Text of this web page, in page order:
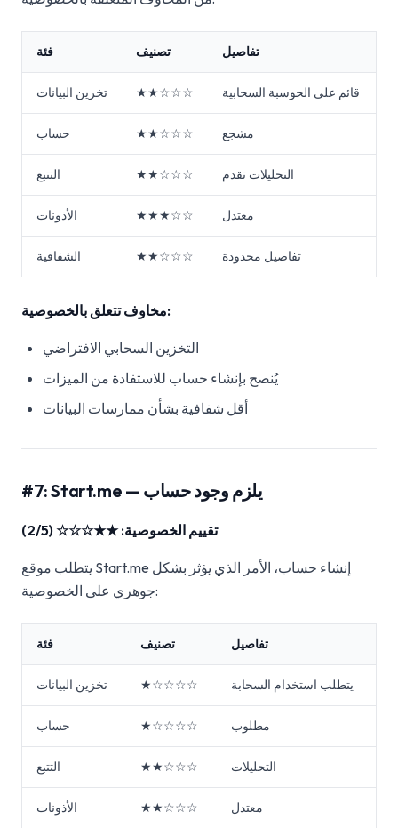
فئة تصنيف تفاصيل
تخزين البيانات ★★☆☆☆ قائم على الحوسبة السحابية
حساب ★★☆☆☆ مشجع
التتبع ★★☆☆☆ التحليلات تقدم
الأذونات ★★★☆☆ معتدل
الشفافية ★★☆☆☆ تفاصيل محدودة
مخاوف تتعلق بالخصوصية:
التخزين السحابي الافتراضي
يُنصح بإنشاء حساب للاستفادة من الميزات
أقل شفافية بشأن ممارسات البيانات
#7: Start.me — يلزم وجود حساب
تقييم الخصوصية: ★★☆☆☆ (2/5)
يتطلب موقع Start.me إنشاء حساب، الأمر الذي يؤثر بشكل
جوهري على الخصوصية:
فئة تصنيف تفاصيل
تخزين البيانات ★☆☆☆☆ يتطلب استخدام السحابة
حساب ★☆☆☆☆ مطلوب
التتبع ★★☆☆☆ التحليلات
الأذونات ★★☆☆☆ معتدل